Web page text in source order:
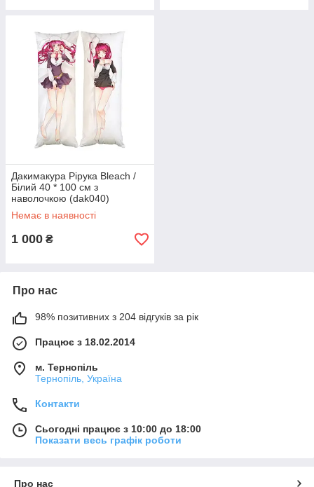
Дакимакура Рірука Bleach /
Білий 40 * 100 см з
наволочкою (dak040)
Немає в наявності
1 000 ₴
Про нас
98% позитивних з 204 відгуків за рік
Працює з 18.02.2014
м. Тернопіль
Тернопіль, Україна
Контакти
Сьогодні працює з 10:00 до 18:00
Показати весь графік роботи
Про нас